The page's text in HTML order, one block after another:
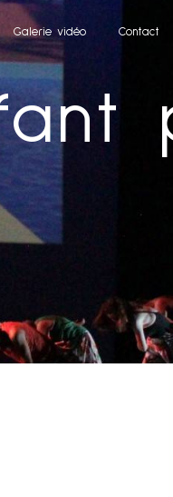
Galerie vidéo Contact